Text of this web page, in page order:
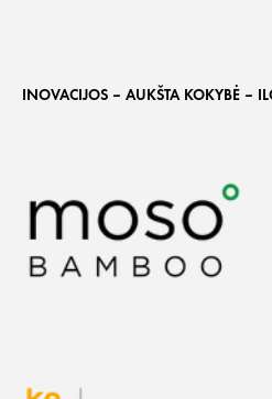
INOVACIJOS – AUKŠTA KOKYBĖ –